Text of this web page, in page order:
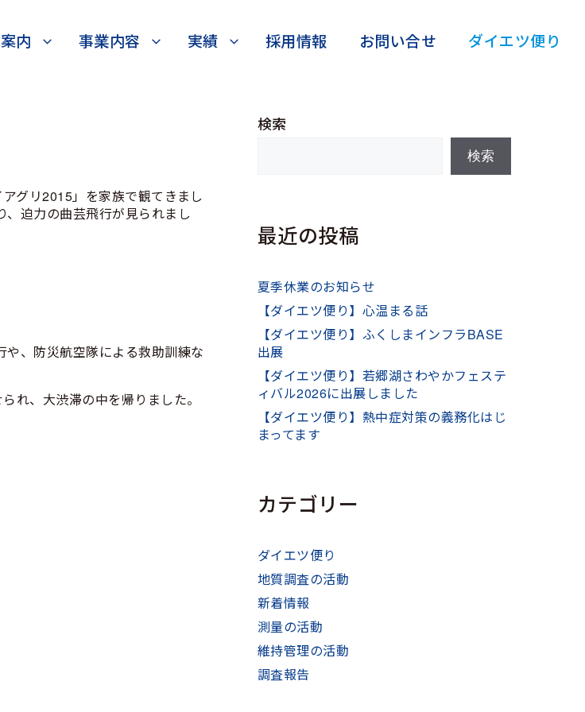
内 事業内容 実績 採用情報 お問い合せ ダイエツ便り
グリ2015」を家族で観てきまし
迫力の曲芸飛行が見られまし
、防災航空隊による救助訓練な
れ、大渋滞の中を帰りました。
検索
検索
最近の投稿
夏季休業のお知らせ
【ダイエツ便り】心温まる話
【ダイエツ便り】ふくしまインフラBASE
出展
【ダイエツ便り】若郷湖さわやかフェステ
ィバル2026に出展しました
【ダイエツ便り】熱中症対策の義務化はじ
まってます
カテゴリー
ダイエツ便り
地質調査の活動
新着情報
測量の活動
維持管理の活動
調査報告